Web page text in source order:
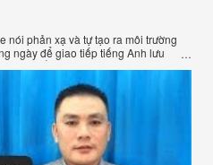
nói phản xạ và tự tạo ra môi trường
ngày để giao tiếp tiếng Anh lưu
Việt Thắng - đồng sáng lập
Anh trực tuyến chặt chẽ nhất thế